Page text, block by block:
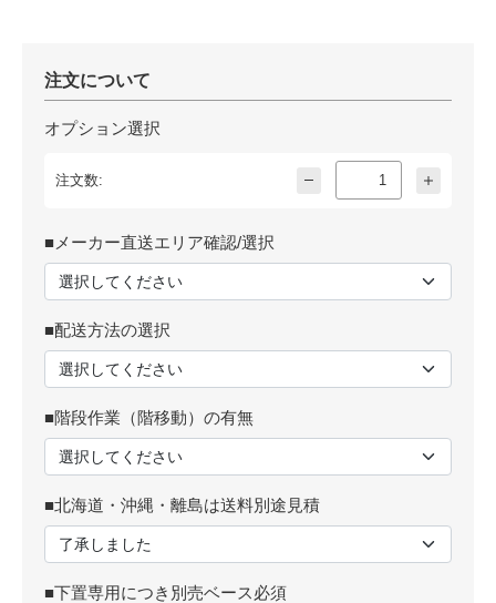
注文について
オプション選択
注文数:
■メーカー直送エリア確認/選択
■配送方法の選択
■階段作業（階移動）の有無
■北海道・沖縄・離島は送料別途見積
■下置専用につき別売ベース必須